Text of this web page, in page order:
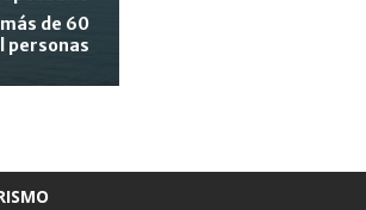
de 60
personas